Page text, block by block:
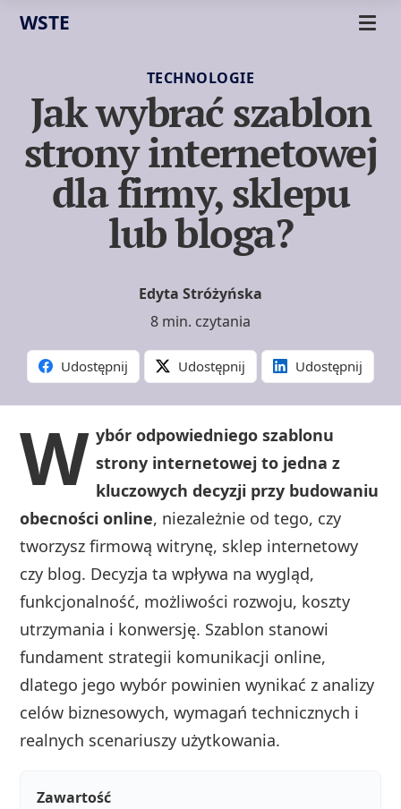
WSTE
TECHNOLOGIE
Jak wybrać szablon
strony internetowej
dla firmy, sklepu
lub bloga?
Edyta Stróżyńska
8 min. czytania
Udostępnij Udostępnij Udostępnij
W ybór odpowiedniego szablonu
strony internetowej to jedna z
kluczowych decyzji przy budowaniu
obecności online, niezależnie od tego, czy
tworzysz firmową witrynę, sklep internetowy
czy blog. Decyzja ta wpływa na wygląd,
funkcjonalność, możliwości rozwoju, koszty
utrzymania i konwersję. Szablon stanowi
fundament strategii komunikacji online,
dlatego jego wybór powinien wynikać z analizy
celów biznesowych, wymagań technicznych i
realnych scenariuszy użytkowania.
Zawartość